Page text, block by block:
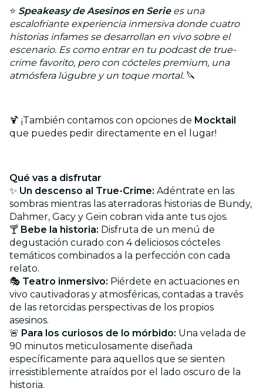
⭐ Speakeasy de Asesinos en Seriees una
escalofriante experiencia inmersiva donde cuatro
historias infames se desarrollan en vivo sobre el
escenario. Es como entrar en tu podcast de true-
crime favorito, pero con cócteles premium, una
atmósfera lúgubre y un toque mortal. 🔪
🍹 ¡También contamos con opciones de Mocktail
que puedes pedir directamente en el lugar!
Qué vas a disfrutar
✨ Un descenso al True-Crime: Adéntrate en las
sombras mientras las aterradoras historias de Bundy,
Dahmer, Gacy y Gein cobran vida ante tus ojos.
🍸 Bebe la historia: Disfruta de un menú de
degustación curado con 4 deliciosos cócteles
temáticos combinados a la perfección con cada
relato.
🎭 Teatro inmersivo: Piérdete en actuaciones en
vivo cautivadoras y atmosféricas, contadas a través
de las retorcidas perspectivas de los propios
asesinos.
🚨 Para los curiosos de lo mórbido: Una velada de
90 minutos meticulosamente diseñada
específicamente para aquellos que se sienten
irresistiblemente atraídos por el lado oscuro de la
historia.